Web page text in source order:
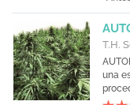
T.H.
una